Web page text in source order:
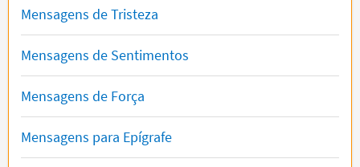
Mensagens de Tristeza
Mensagens de Sentimentos
Mensagens de Força
Mensagens para Epígrafe